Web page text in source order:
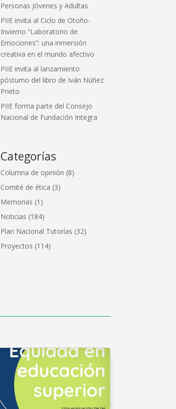
Personas Jóvenes y Adultas
PIIE invita al Ciclo de Otoño-
Invierno “Laboratorio de
Emociones”: una inmersión
creativa en el mundo afectivo
PIIE invita al lanzamiento
póstumo del libro de Iván Núñez
Prieto
PIIE forma parte del Consejo
Nacional de Fundación Integra
Categorías
Columna de opinión (8)
Comité de ética (3)
Memorias (1)
Noticias (184)
Plan Nacional Tutorías (32)
Proyectos (114)